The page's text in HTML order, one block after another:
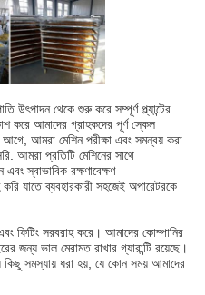
উৎপাদন থেকে শুরু করে সম্পূর্ণ প্ল্যান্টের
করে আমাদের গ্রাহকদের পূর্ণ স্কেল
আগে, আমরা মেশিন পরীক্ষা এবং সমন্বয় করা
আমরা প্রতিটি মেশিনের সাথে
স্বাভাবিক রক্ষণাবেক্ষণ
যাতে ব্যবহারকারী সহজেই অপারেটরকে
ফিটিং সরবরাহ করে। আমাদের কোম্পানির
জন্য ভাল মেরামত রাখার গ্যারান্টি রয়েছে।
কিছু সমস্যায় ধরা হয়, যে কোন সময় আমাদের